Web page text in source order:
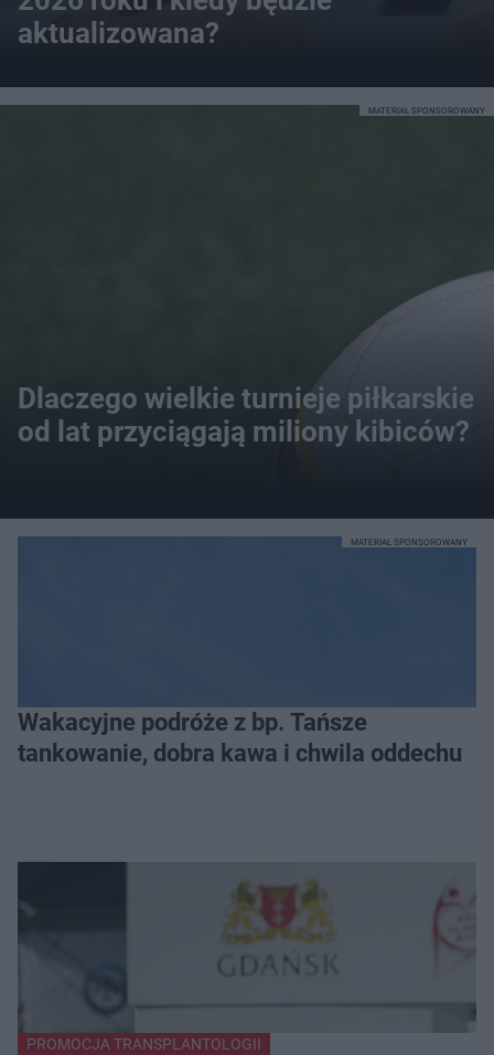
aktualizowana?
Dlaczego wielkie turnieje piłkarskie
od lat przyciągają miliony kibiców?
MATERIAŁ SPONSOROWANY
Wakacyjne podróże z bp. Tańsze
tankowanie, dobra kawa i chwila oddechu
MATERIAŁ SPONSOROWANY
PROMOCJA TRANSPLANTOLOGII